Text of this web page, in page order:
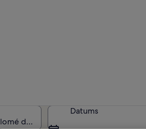
Datums